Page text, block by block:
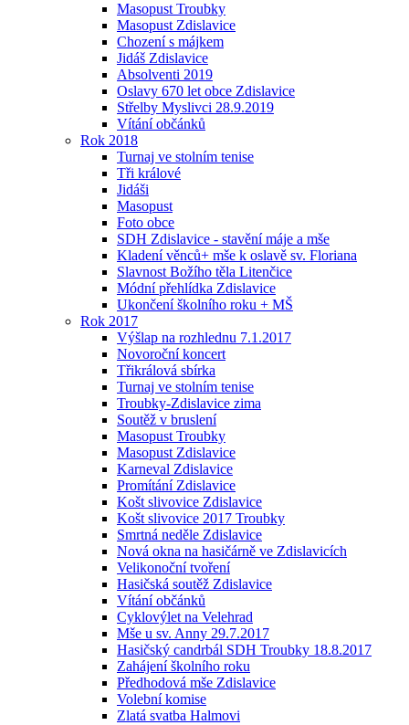
Masopust Troubky
Masopust Zdislavice
Chození s májkem
Jidáš Zdislavice
Absolventi 2019
Oslavy 670 let obce Zdislavice
Střelby Myslivci 28.9.2019
Vítání občánků
Rok 2018
Turnaj ve stolním tenise
Tři králové
Jidáši
Masopust
Foto obce
SDH Zdislavice - stavění máje a mše
Kladení věnců+ mše k oslavě sv. Floriana
Slavnost Božího těla Litenčice
Módní přehlídka Zdislavice
Ukončení školního roku + MŠ
Rok 2017
Výšlap na rozhlednu 7.1.2017
Novoroční koncert
Třikrálová sbírka
Turnaj ve stolním tenise
Troubky-Zdislavice zima
Soutěž v bruslení
Masopust Troubky
Masopust Zdislavice
Karneval Zdislavice
Promítání Zdislavice
Košt slivovice Zdislavice
Košt slivovice 2017 Troubky
Smrtná neděle Zdislavice
Nová okna na hasičárně ve Zdislavicích
Velikonoční tvoření
Hasičská soutěž Zdislavice
Vítání občánků
Cyklovýlet na Velehrad
Mše u sv. Anny 29.7.2017
Hasičský candrbál SDH Troubky 18.8.2017
Zahájení školního roku
Předhodová mše Zdislavice
Volební komise
Zlatá svatba Halmovi